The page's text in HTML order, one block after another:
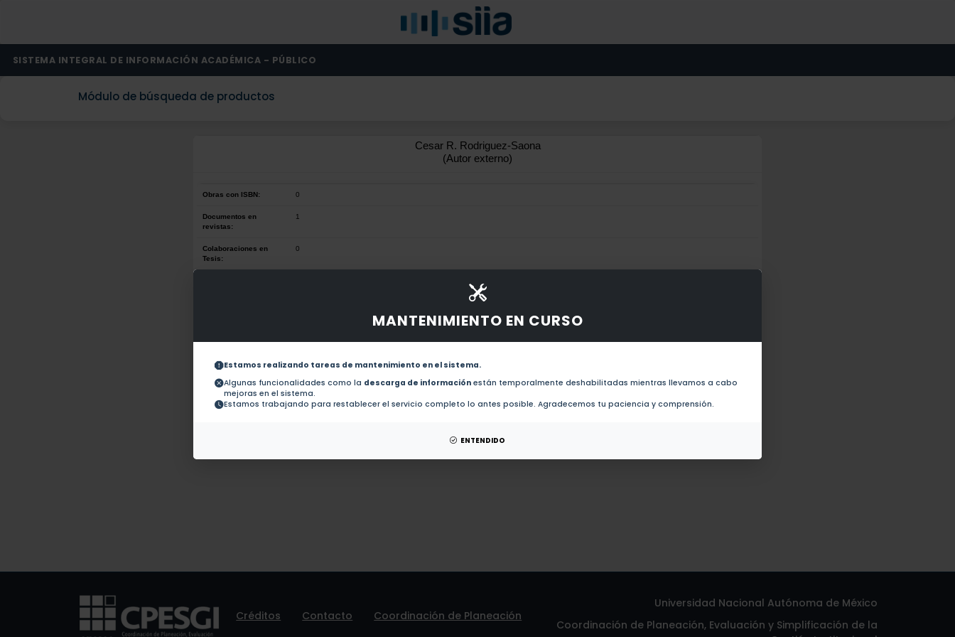
MANTENIMIENTO EN CURSO
Estamos realizando tareas de mantenimiento en el sistema.
Algunas funcionalidades como la descarga de información están temporalmente deshabilitadas mientras llevamos a cabo
mejoras en el sistema.
Estamos trabajando para restablecer el servicio completo lo antes posible. Agradecemos tu paciencia y comprensión.
ENTENDIDO
SISTEMA INTEGRAL DE INFORMACIÓN ACADÉMICA - PÚBLICO
Módulo de búsqueda de productos
Cesar R. Rodriguez-Saona
(Autor externo)
Obras con ISBN: 0
Documentos en
revistas:
1
Colaboraciones en
Tesis:
0
No hay obras de este autor.
Colaboraciones en
Tesis:
No hay tesis de este autor.
Créditos Contacto Coordinación de Planeación
Universidad Nacional Autónoma de México
Coordinación de Planeación, Evaluación y Simplificación de la